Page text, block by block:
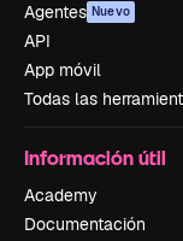
Agentes Nuevo
API
App móvil
Todas las
Información útil
Academy
Documentación